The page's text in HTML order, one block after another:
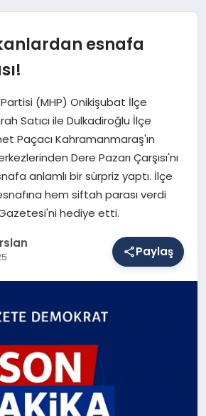
esnafa
(MHP) Onikişubat İlçe
Satıcı ile Dulkadiroğlu İlçe
Paçacı Kahramanmaraş'ın
Dere Pazarı Çarşısı'nı
anlamlı bir sürpriz yaptı. İlçe
hem siftah parası verdi
hediye etti.
Paylaş